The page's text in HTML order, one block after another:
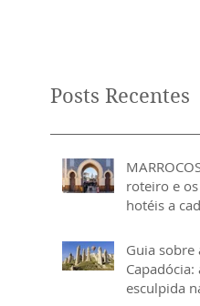
Posts Recentes
roteiro e
hotéis a
Guia sobre
Capadócia:
esculpida